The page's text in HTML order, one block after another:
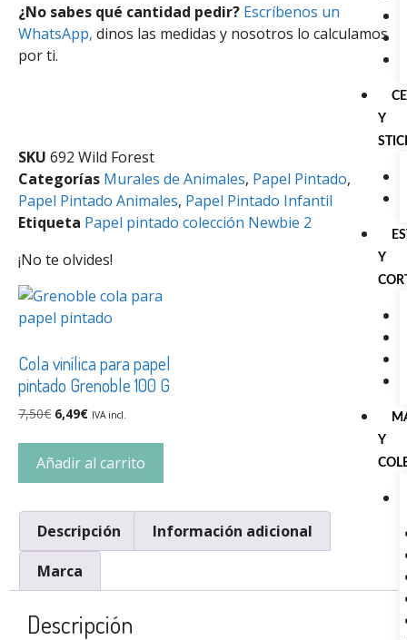
Y
Y
Y
¿No sabes qué cantidad pedir? Escríbenos un
WhatsApp, dinos las medidas y nosotros lo calculamos
por ti.
SKU 692 Wild Forest
Categorías Murales de Animales, Papel Pintado,
Papel Pintado Animales, Papel Pintado Infantil
Etiqueta Papel pintado colección Newbie 2
¡No te olvides!
Cola vinílica para papel
pintado Grenoble 100 G
7,50€ 6,49€ IVA incl.
Añadir al carrito
Descripción
Información adicional
Marca
Descripción